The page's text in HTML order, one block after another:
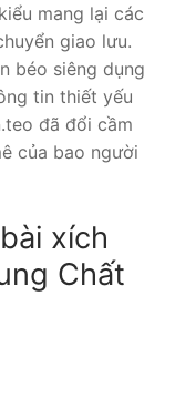
mang lại các
giao lưu.
béo siêng dụng
tin thiết yếu
đã đổi cầm
của bao người
xích
Chất